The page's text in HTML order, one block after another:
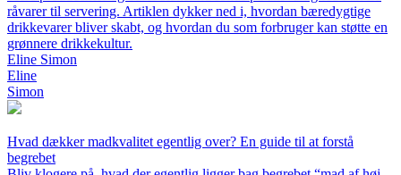
råvarer til servering. Artiklen dykker ned i, hvordan bæredygtige
drikkevarer bliver skabt, og hvordan du som forbruger kan støtte en
grønnere drikkekultur.
Eline Simon
Eline
Simon
Hvad dækker madkvalitet egentlig over? En guide til at forstå
begrebet